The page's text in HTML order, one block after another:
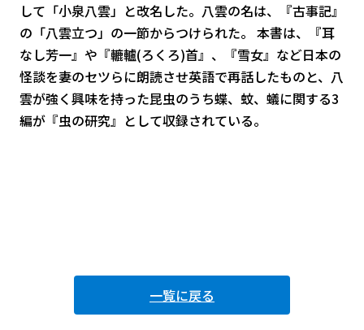
して「小泉八雲」と改名した。八雲の名は、『古事記』
の「八雲立つ」の一節からつけられた。 本書は、『耳
なし芳一』や『轆轤(ろくろ)首』、『雪女』など日本の
怪談を妻のセツらに朗読させ英語で再話したものと、八
雲が強く興味を持った昆虫のうち蝶、蚊、蟻に関する3
編が『虫の研究』として収録されている。
一覧に戻る